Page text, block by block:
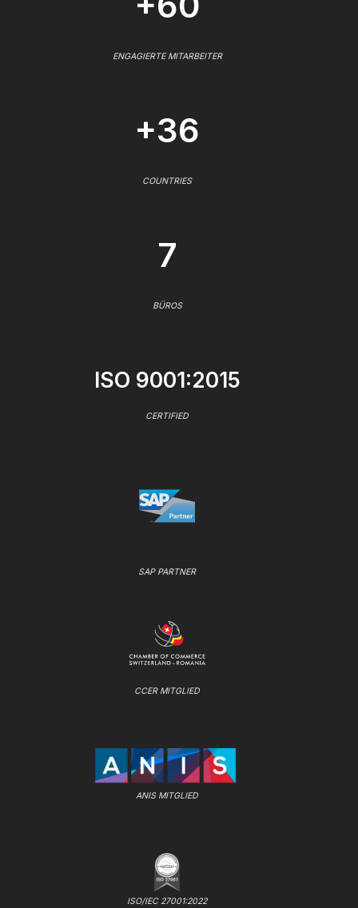
ENGAGIERTE MITARBEITER
+36
COUNTRIES
7
BÜROS
ISO 9001:2015
CERTIFIED
SAP PARTNER
CCER MITGLIED
ANIS MITGLIED
ISO/IEC 27001:2022